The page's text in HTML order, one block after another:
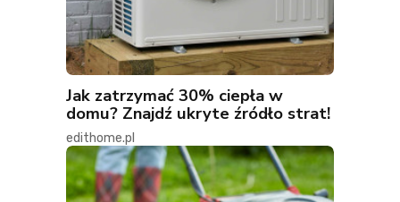
Jak zatrzymać 30% ciepła w
domu? Znajdź ukryte źródło strat!
edithome.pl